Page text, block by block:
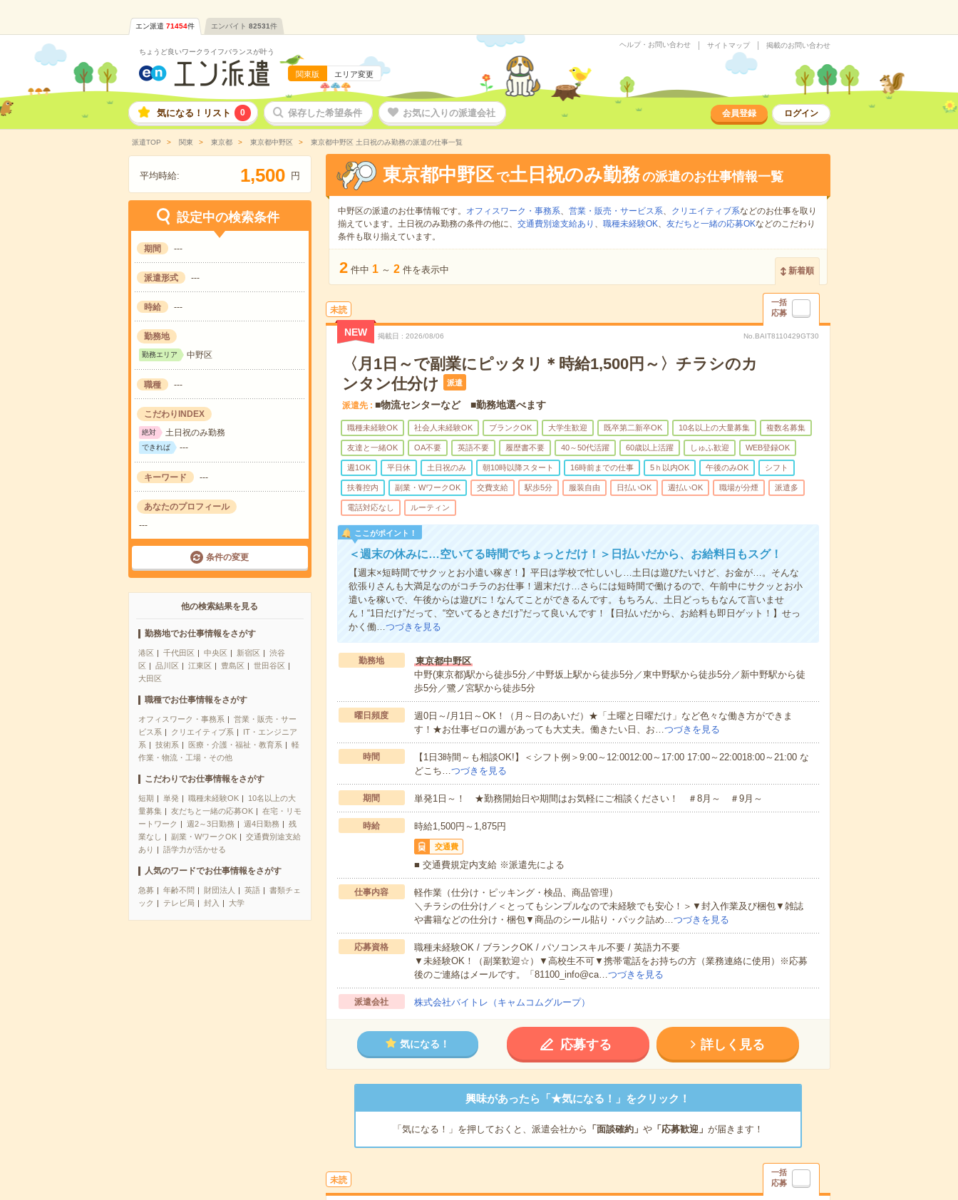
エン派遣 71454件 エンバイト 82531件
ちょうど良いワークライフバランスが叶う
関東版 エリア変更
ヘルプ・お問い合わせ サイトマップ 掲載のお問い合わせ
気になる！リスト 0 保存した希望条件 お気に入りの派遣会社 会員登録 ログイン
派遣TOP 関東 東京都 東京都中野区 東京都中野区 土日祝のみ勤務の派遣の仕事一覧
平均時給: 1,500 円
設定中の検索条件
期間 ---
派遣形式 ---
時給 ---
勤務地
勤務エリア 中野区
職種 ---
こだわりINDEX
絶対 土日祝のみ勤務
できれば ---
キーワード ---
あなたのプロフィール
---
条件の変更
他の検索結果を見る
勤務地でお仕事情報をさがす
港区 千代田区 中央区 新宿区
渋谷
区
品川区 江東区 豊島区
世田谷区
大田区
職種でお仕事情報をさがす
オフィスワーク・事務系
営業・販売・サー
ビス系
クリエイティブ系
IT・エンジニア
系
技術系 医療・介護・福祉・教育系
軽
作業・物流・工場・その他
こだわりでお仕事情報をさがす
短期 単発 職種未経験OK
10名以上の大
量募集
友だちと一緒の応募OK
在宅・リモ
ートワーク
週2～3日勤務 週4日勤務
残
業なし
副業・WワークOK
交通費別途支給
あり
語学力が活かせる
人気のワードでお仕事情報をさがす
急募 年齢不問 財団法人 英語
書類チェ
ック
テレビ局 封入 大学
東京都中野区 で土日祝のみ勤務の派遣のお仕事情報一覧
中野区の派遣のお仕事情報です。 オフィスワーク・事務系、 営業・販売・サービス系、 クリエイティブ系などのお仕事を取り
揃えています。土日祝のみ勤務の条件の他に、 交通費別途支給あり 、 職種未経験OK、 友だちと一緒の応募OKなどのこだわり
条件も取り揃えています。
2 件中 1 ～ 2 件を表示中 新着順
未読
一括
応募
NEW 掲載日 2026/08/06 No.BAIT8110429GT30
〈月1日～で副業にピッタリ＊時給1,500円～〉チラシのカ
ンタン仕分け
派遣
派遣先 ■物流センターなど ■勤務地選べます
職種未経験OK 社会人未経験OK ブランクOK 大学生歓迎 既卒第二新卒OK 10名以上の大量募集 複数名募集
友達と一緒OK OA不要 英語不要 履歴書不要 40～50代活躍 60歳以上活躍 しゅふ歓迎 WEB登録OK
週1OK 平日休 土日祝のみ 朝10時以降スタート 16時前までの仕事 5ｈ以内OK 午後のみOK シフト
扶養控内 副業・WワークOK 交費支給 駅歩5分 服装自由 日払いOK 週払いOK 職場が分煙 派遣多
電話対応なし ルーティン
ここがポイント！
＜週末の休みに…空いてる時間でちょっとだけ！＞日払いだから、お給料日もスグ！
【週末×短時間でサクッとお小遣い稼ぎ！】平日は学校で忙しいし…土日は遊びたいけど、お金が…。そんな
欲張りさんも大満足なのがコチラのお仕事！週末だけ…さらには短時間で働けるので、午前中にサクッとお小
遣いを稼いで、午後からは遊びに！なんてことができるんです。もちろん、土日どっちもなんて言いませ
ん！“1日だけ”だって、“空いてるときだけ”だって良いんです！【日払いだから、お給料も即日ゲット！】せっ
かく働…つづきを見る
勤務地
東京都中野区
中野(東京都)駅から徒歩5分／中野坂上駅から徒歩5分／東中野駅から徒歩5分／新中野駅から徒
歩5分／鷺ノ宮駅から徒歩5分
曜日頻度
週0日～/月1日～OK！（月～日のあいだ）★「土曜と日曜だけ」など色々な働き方ができま
す！★お仕事ゼロの週があっても大丈夫。働きたい日、お…つづきを見る
時間
【1日3時間～も相談OK!】＜シフト例＞9:00～12:0012:00～17:00 17:00～22:0018:00～21:00 な
どこち…つづきを見る
期間 単発1日～！ ★勤務開始日や期間はお気軽にご相談ください！ ＃8月～ ＃9月～
時給 時給1,500円～1,875円
交通費
■ 交通費規定内支給 ※派遣先による
仕事内容
軽作業（仕分け・ピッキング・検品、商品管理）
＼チラシの仕分け／＜とってもシンプルなので未経験でも安心！＞▼封入作業及び梱包▼雑誌
や書籍などの仕分け・梱包▼商品のシール貼り・パック詰め…つづきを見る
応募資格
職種未経験OK / ブランクOK / パソコンスキル不要 / 英語力不要
▼未経験OK！（副業歓迎☆）▼高校生不可▼携帯電話をお持ちの方（業務連絡に使用）※応募
後のご連絡はメールです。「81100_info@ca…つづきを見る
派遣会社 株式会社バイトレ（キャムコムグループ）
気になる！ 応募する 詳しく見る
興味があったら「★気になる！」をクリック！
「気になる！」を押しておくと、派遣会社から 「面談確約」 や「応募歓迎」 が届きます！
未読
一括
応募